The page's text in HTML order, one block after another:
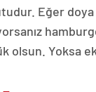
Eğer
olsun. Yoksa